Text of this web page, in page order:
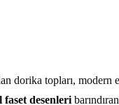
dorika topları,
faset desenleri